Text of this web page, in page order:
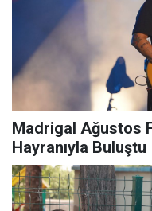
Madrigal Ağustos Fuarı’nda Binlerce
Hayranıyla Buluştu